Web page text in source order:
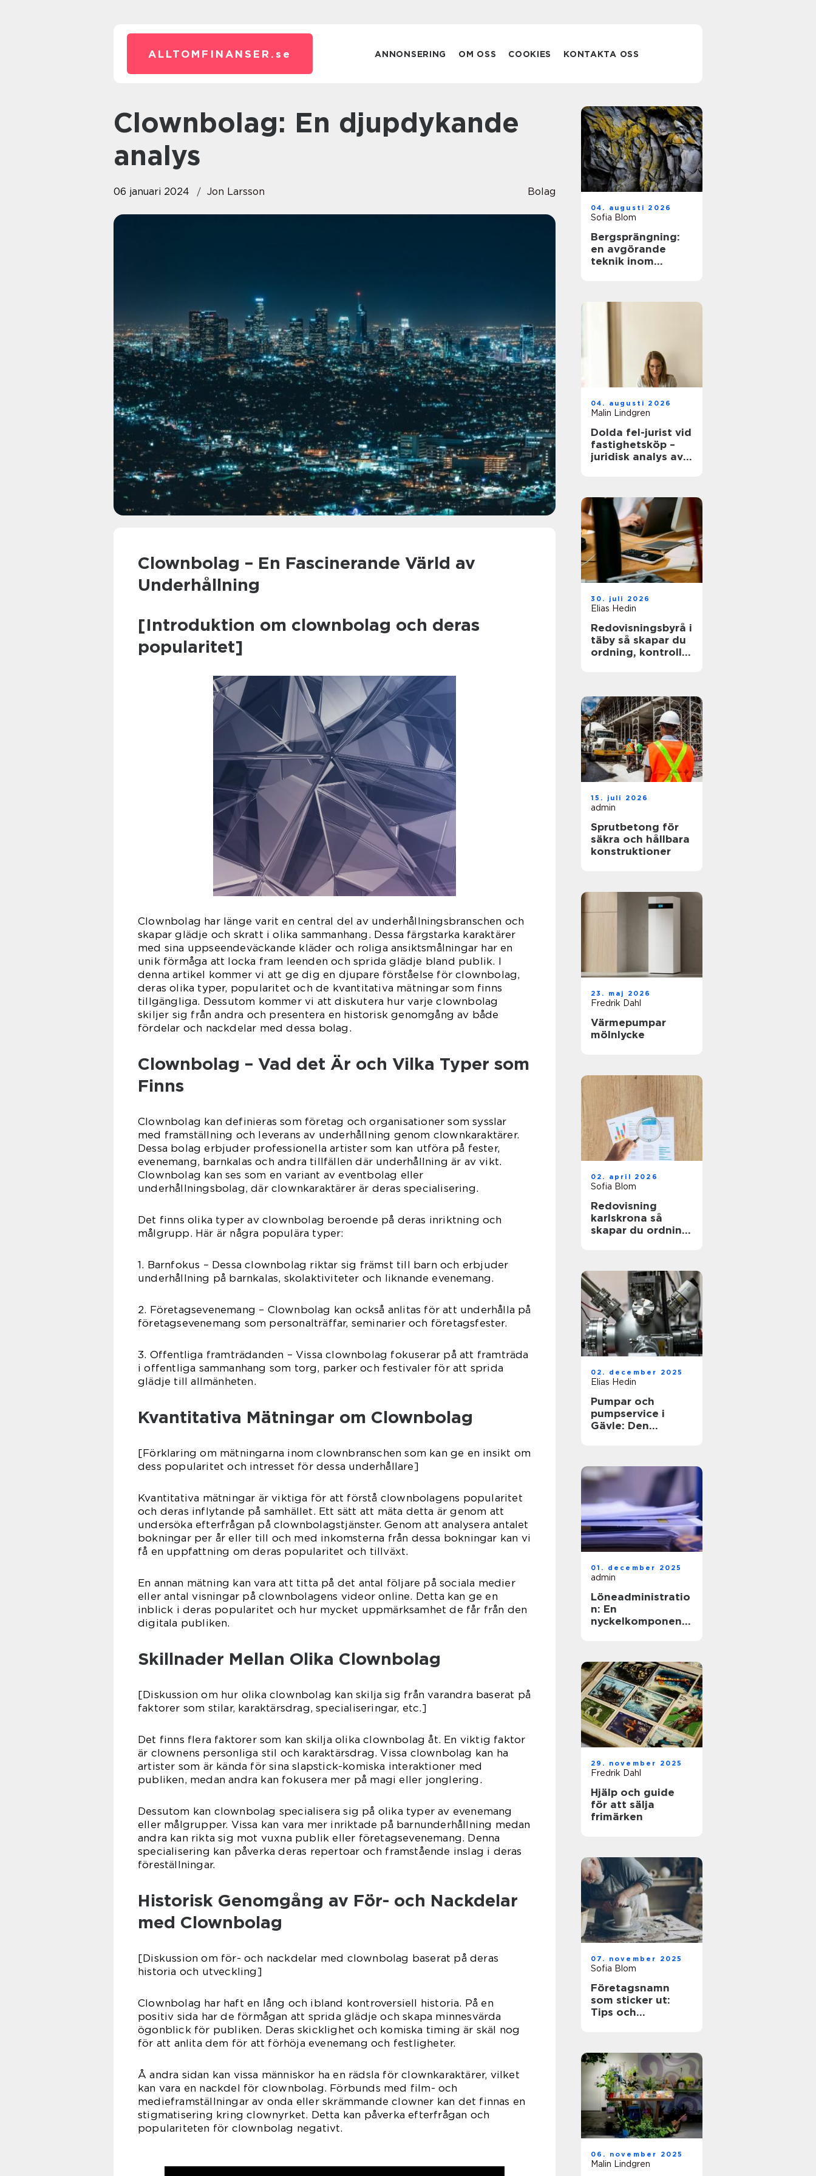
ALLTOMFINANSER. se ANNONSERING OM OSS COOKIES KONTAKTA OSS
Clownbolag: En djupdykande
analys
06 januari 2024 Jon Larsson Bolag
Clownbolag – En Fascinerande Värld av
Underhållning
[Introduktion om clownbolag och deras
popularitet]
Clownbolag har länge varit en central del av underhållningsbranschen och
skapar glädje och skratt i olika sammanhang. Dessa färgstarka karaktärer
med sina uppseendeväckande kläder och roliga ansiktsmålningar har en
unik förmåga att locka fram leenden och sprida glädje bland publik. I
denna artikel kommer vi att ge dig en djupare förståelse för clownbolag,
deras olika typer, popularitet och de kvantitativa mätningar som finns
tillgängliga. Dessutom kommer vi att diskutera hur varje clownbolag
skiljer sig från andra och presentera en historisk genomgång av både
fördelar och nackdelar med dessa bolag.
Clownbolag – Vad det Är och Vilka Typer som
Finns
Clownbolag kan definieras som företag och organisationer som sysslar
med framställning och leverans av underhållning genom clownkaraktärer.
Dessa bolag erbjuder professionella artister som kan utföra på fester,
evenemang, barnkalas och andra tillfällen där underhållning är av vikt.
Clownbolag kan ses som en variant av eventbolag eller
underhållningsbolag, där clownkaraktärer är deras specialisering.
Det finns olika typer av clownbolag beroende på deras inriktning och
målgrupp. Här är några populära typer:
1. Barnfokus – Dessa clownbolag riktar sig främst till barn och erbjuder
underhållning på barnkalas, skolaktiviteter och liknande evenemang.
2. Företagsevenemang – Clownbolag kan också anlitas för att underhålla på
företagsevenemang som personalträffar, seminarier och företagsfester.
3. Offentliga framträdanden – Vissa clownbolag fokuserar på att framträda
i offentliga sammanhang som torg, parker och festivaler för att sprida
glädje till allmänheten.
Kvantitativa Mätningar om Clownbolag
[Förklaring om mätningarna inom clownbranschen som kan ge en insikt om
dess popularitet och intresset för dessa underhållare]
Kvantitativa mätningar är viktiga för att förstå clownbolagens popularitet
och deras inflytande på samhället. Ett sätt att mäta detta är genom att
undersöka efterfrågan på clownbolagstjänster. Genom att analysera antalet
bokningar per år eller till och med inkomsterna från dessa bokningar kan vi
få en uppfattning om deras popularitet och tillväxt.
En annan mätning kan vara att titta på det antal följare på sociala medier
eller antal visningar på clownbolagens videor online. Detta kan ge en
inblick i deras popularitet och hur mycket uppmärksamhet de får från den
digitala publiken.
Skillnader Mellan Olika Clownbolag
[Diskussion om hur olika clownbolag kan skilja sig från varandra baserat på
faktorer som stilar, karaktärsdrag, specialiseringar, etc.]
Det finns flera faktorer som kan skilja olika clownbolag åt. En viktig faktor
är clownens personliga stil och karaktärsdrag. Vissa clownbolag kan ha
artister som är kända för sina slapstick-komiska interaktioner med
publiken, medan andra kan fokusera mer på magi eller jonglering.
Dessutom kan clownbolag specialisera sig på olika typer av evenemang
eller målgrupper. Vissa kan vara mer inriktade på barnunderhållning medan
andra kan rikta sig mot vuxna publik eller företagsevenemang. Denna
specialisering kan påverka deras repertoar och framstående inslag i deras
föreställningar.
Historisk Genomgång av För- och Nackdelar
med Clownbolag
[Diskussion om för- och nackdelar med clownbolag baserat på deras
historia och utveckling]
Clownbolag har haft en lång och ibland kontroversiell historia. På en
positiv sida har de förmågan att sprida glädje och skapa minnesvärda
ögonblick för publiken. Deras skicklighet och komiska timing är skäl nog
för att anlita dem för att förhöja evenemang och festligheter.
Å andra sidan kan vissa människor ha en rädsla för clownkaraktärer, vilket
kan vara en nackdel för clownbolag. Förbunds med film- och
medieframställningar av onda eller skrämmande clowner kan det finnas en
stigmatisering kring clownyrket. Detta kan påverka efterfrågan och
populariteten för clownbolag negativt.
04. augusti 2026
Sofia Blom
Bergsprängning:
en avgörande
teknik inom
04. augusti 2026
Malin Lindgren
Dolda fel-jurist vid
fastighetsköp –
juridisk analys av
praktiken
30. juli 2026
Elias Hedin
Redovisningsbyrå i
täby så skapar du
ordning, kontroll
15. juli 2026
admin
Sprutbetong för
säkra och hållbara
konstruktioner
23. maj 2026
Fredrik Dahl
Värmepumpar
mölnlycke
02. april 2026
Sofia Blom
Redovisning
karlskrona så
skapar du ordning
02. december 2025
Elias Hedin
Pumpar och
pumpservice i
Gävle: Den
01. december 2025
admin
Löneadministratio
n: En
nyckelkomponent
29. november 2025
Fredrik Dahl
Hjälp och guide
för att sälja
frimärken
07. november 2025
Sofia Blom
Företagsnamn
som sticker ut:
Tips och
06. november 2025
Malin Lindgren